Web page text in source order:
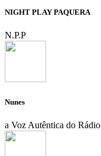
NIGHT PLAY PAQUERA
N.P.P
Nunes
a Voz Autêntica do Rádio